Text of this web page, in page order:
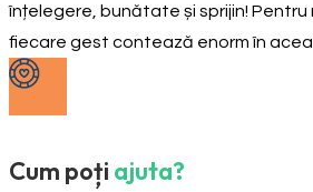
înțelegere, bunătate și sprijin! Pentru
fiecare gest contează enorm în
Cum poți ajuta?